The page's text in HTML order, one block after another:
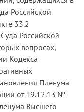
Российской
33.2
Российской
вопросах,
Кодекса
Пленума
от 19.12.13 №
Высшего